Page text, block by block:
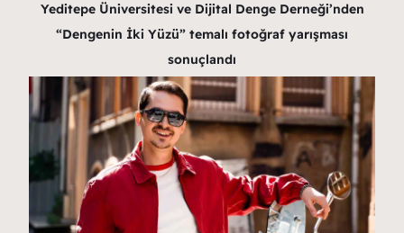
Yeditepe Üniversitesi ve Dijital Denge Derneği’nden
“Dengenin İki Yüzü” temalı fotoğraf yarışması
sonuçlandı